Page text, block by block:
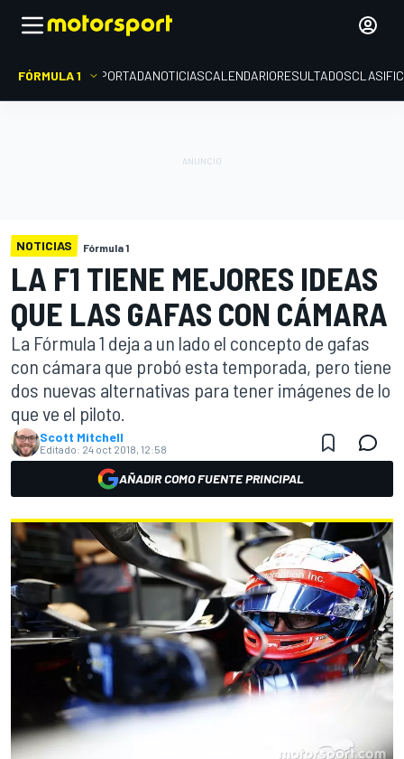
FÓRMULA 1 PORTADANOTICIASCALENDARIORESULTADOS
NOTICIAS Fórmula 1
LA F1 TIENE MEJORES IDEAS
QUE LAS GAFAS CON CÁMARA
La Fórmula 1 deja a un lado el concepto de gafas
con cámara que probó esta temporada, pero tiene
dos nuevas alternativas para tener imágenes de lo
que ve el piloto.
Scott Mitchell
Editado: 24 oct 2018, 12:58
AÑADIR COMO FUENTE PRINCIPAL